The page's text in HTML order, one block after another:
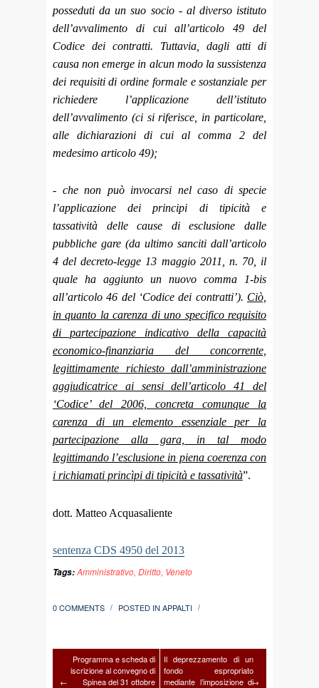
posseduti da un suo socio - al diverso istituto
dell’avvalimento di cui all’articolo 49 del
Codice dei contratti. Tuttavia, dagli atti di
causa non emerge in alcun modo la sussistenza
dei requisiti di ordine formale e sostanziale per
richiedere l’applicazione dell’istituto
dell’avvalimento (ci si riferisce, in particolare,
alle dichiarazioni di cui al comma 2 del
medesimo articolo 49);
- che non può invocarsi nel caso di specie
l’applicazione dei principi di tipicità e
tassatività delle cause di esclusione dalle
pubbliche gare (da ultimo sanciti dall’articolo
4 del decreto-legge 13 maggio 2011, n. 70, il
quale ha aggiunto un nuovo comma 1-bis
all’articolo 46 del ‘Codice dei contratti’). Ciò,
in quanto la carenza di uno specifico requisito
di partecipazione indicativo della capacità
economico-finanziaria del concorrente,
legittimamente richiesto dall’amministrazione
aggiudicatrice ai sensi dell’articolo 41 del
‘Codice’ del 2006, concreta comunque la
carenza di un elemento essenziale per la
partecipazione alla gara, in tal modo
legittimando l’esclusione in piena coerenza con
i richiamati princìpi di tipicità e tassatività”.
dott. Matteo Acquasaliente
sentenza CDS 4950 del 2013
Tags:Amministrativo, Diritto, Veneto
0 COMMENTS / POSTED IN APPALTI /
←
Programma e scheda di
iscrizione al convegno di
Spinea del 31 ottobre
Il deprezzamento di un
fondo espropriato
mediante l’imposizione di→